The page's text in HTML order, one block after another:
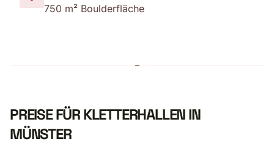
750 m² Boulderfläche
PREISE FÜR KLETTERHALLEN IN
MÜNSTER